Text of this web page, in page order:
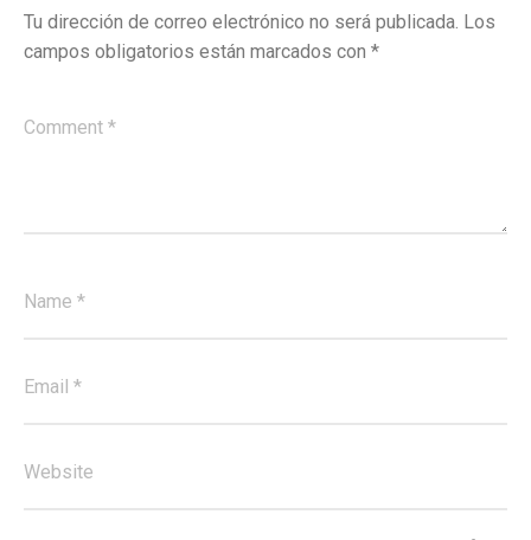
Tu dirección de correo electrónico no será publicada. Los
campos obligatorios están marcados con *